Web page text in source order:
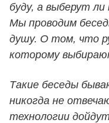
буду, а выберут ли
Мы проводим
душу. О том, что
которому
Такие беседы
никогда не
технологии